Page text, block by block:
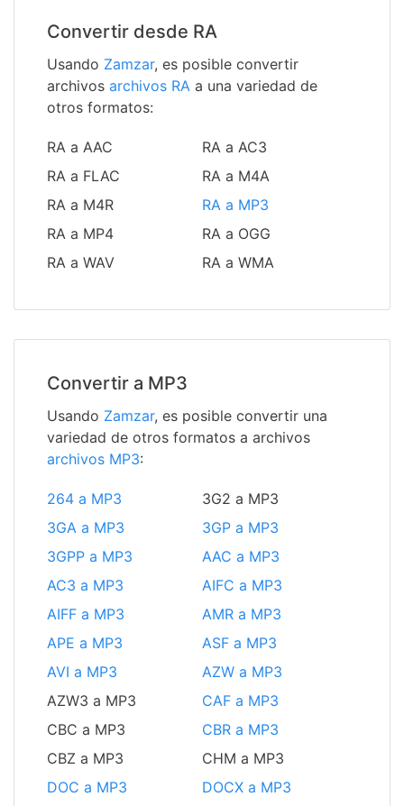
Convertir desde RA
Usando Zamzar, es posible convertir
archivos archivos RA a una variedad de
otros formatos:
RA a AAC
RA a AC3
RA a FLAC
RA a M4A
RA a M4R
RA a MP3
RA a MP4
RA a OGG
RA a WAV
RA a WMA
Convertir a MP3
Usando Zamzar, es posible convertir una
variedad de otros formatos a archivos
archivos MP3:
264 a MP3
3G2 a MP3
3GA a MP3
3GP a MP3
3GPP a MP3
AAC a MP3
AC3 a MP3
AIFC a MP3
AIFF a MP3
AMR a MP3
APE a MP3
ASF a MP3
AVI a MP3
AZW a MP3
AZW3 a MP3
CAF a MP3
CBC a MP3
CBR a MP3
CBZ a MP3
CHM a MP3
DOC a MP3
DOCX a MP3